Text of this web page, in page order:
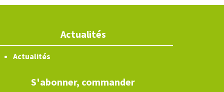
Actualités
Actualités
S'abonner, commander